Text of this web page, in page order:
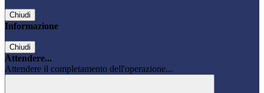
Chiudi
Informazione
Chiudi
Attendere...
Attendere il completamento dell'operazione...